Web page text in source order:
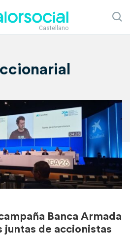
Castellano
Banca Armada
juntas de accionistas